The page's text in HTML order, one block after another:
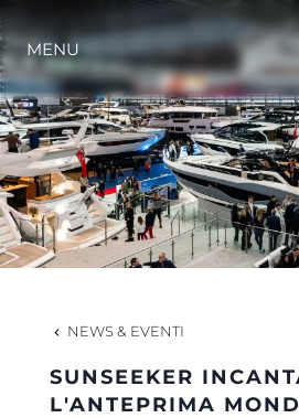
MENU
NEWS & EVENTI
SUNSEEKER
L'ANTEPRIMA